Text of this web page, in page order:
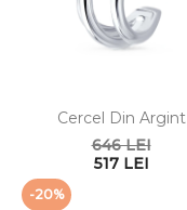
Cercel Din Argint
646 LEI
517 LEI
-20%